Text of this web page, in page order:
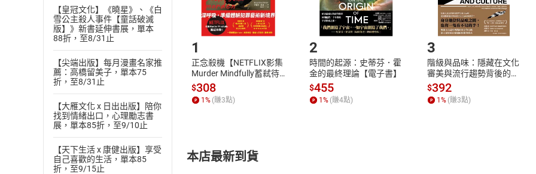
【皇冠文化】《曉星》、《白
雪公主殺人事件【童話破滅
版】》新書延伸書展，單本
88折，至8/31止
【尖端出版】每月漫畫名家推
薦：高橋留美子，單本75
折，至8/31止
【大雁文化 x 日出出版】陪你
找到情緒出口，心理勵志書
展，單本85折，至9/10止
【天下生活 x 康健出版】享受
自己喜歡的生活，單本85
折，至9/15止
Step1.選擇閱讀載具 Step2.登入
1
正念殺機【NETFLIX影集
Murder Mindfully蓄弒待
發】【電子書】
$308
1% (賺3點)
2
時間的起源：史蒂芬．霍
金的最終理論【電子書】
$455
1% (賺4點)
3
階級與品味：隱藏在文化
審美與流行趨勢背後的地
位渴望【電子書】
$392
1% (賺3點)
本店最新到貨